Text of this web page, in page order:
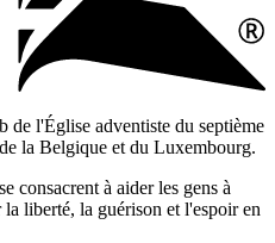
de l'Église adventiste du septième
la Belgique et du Luxembourg.
consacrent à aider les gens à
liberté, la guérison et l'espoir en